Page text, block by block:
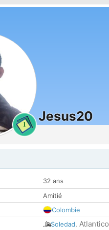
1
Jesus20
32 ans
Amitié
Colombie
Soledad, Atlantico